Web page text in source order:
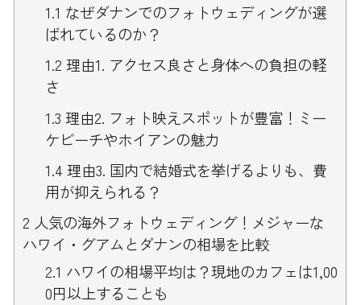
1.1 なぜダナンでのフォトウェディングが選
ばれているのか？
1.2 理由1. アクセス良さと身体への負担の軽
さ
1.3 理由2. フォト映えスポットが豊富！ミー
ケビーチやホイアンの魅力
1.4 理由3. 国内で結婚式を挙げるよりも、費
用が抑えられる？
2 人気の海外フォトウェディング！メジャーな
ハワイ・グアムとダナンの相場を比較
2.1 ハワイの相場平均は？現地のカフェは1,00
0円以上することも